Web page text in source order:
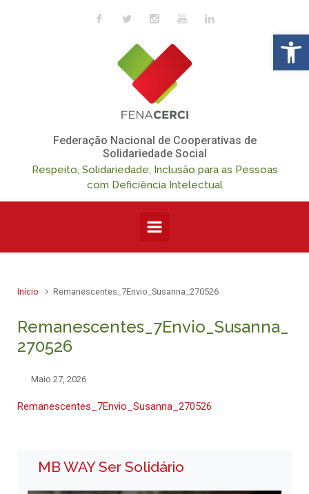
Skip to main content
Federação Nacional de Cooperativas de
Solidariedade Social
Respeito, Solidariedade, Inclusão para as Pessoas
com Deficiência Intelectual
Início Remanescentes_7Envio_Susanna_270526
Remanescentes_7Envio_Susanna_
270526
Maio 27, 2026
Remanescentes_7Envio_Susanna_270526
MB WAY Ser Solidário